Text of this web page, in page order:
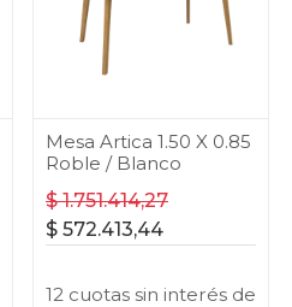
Mesa Artica 1.50 X 0.85
Roble / Blanco
$1.751.414,27
$ 572.413,44
12 cuotas sin interés de